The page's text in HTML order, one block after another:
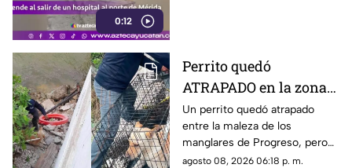
0:12
Perrito quedó
ATRAPADO en la zona
de manglares de
Progreso; así fue
rescatado
Un perrito quedó atrapado
entre la maleza de los
manglares de Progreso, pero
fue rescatado por integrantes
agosto 08, 2026 06:18 p. m.